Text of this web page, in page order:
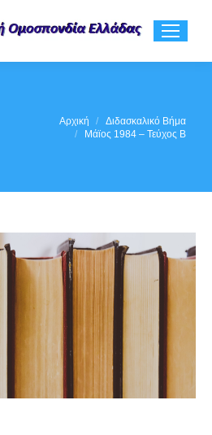
You are here:Αρχική
Διδασκαλικό Βήμα
Μάϊος 1984 – Τεύχος Β